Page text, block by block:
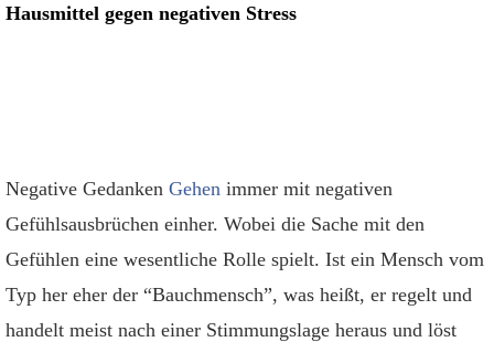
Hausmittel gegen negativen Stress
Negative Gedanken Gehen immer mit negativen
Gefühlsausbrüchen einher. Wobei die Sache mit den
Gefühlen eine wesentliche Rolle spielt. Ist ein Mensch vom
Typ her eher der “Bauchmensch”, was heißt, er regelt und
handelt meist nach einer Stimmungslage heraus und löst